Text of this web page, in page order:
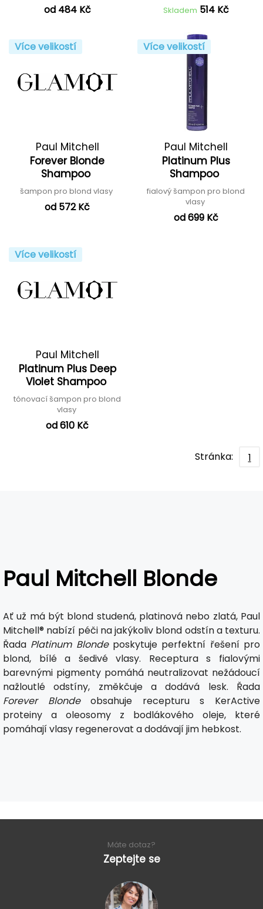
od 484 Kč
Skladem 514 Kč
Více velikostí
Paul Mitchell
Forever Blonde
Shampoo
šampon pro blond vlasy
od 572 Kč
Více velikostí
Paul Mitchell
Platinum Plus
Shampoo
fialový šampon pro blond
vlasy
od 699 Kč
Více velikostí
Paul Mitchell
Platinum Plus Deep
Violet Shampoo
tónovací šampon pro blond
vlasy
od 610 Kč
Stránka: 1
Paul Mitchell Blonde
Ať už má být blond studená, platinová nebo zlatá, Paul
Mitchell® nabízí péči na jakýkoliv blond odstín a texturu.
Řada Platinum Blondeposkytuje perfektní řešení pro
blond, bílé a šedivé vlasy. Receptura s fialovými
barevnými pigmenty pomáhá neutralizovat nežádoucí
nažloutlé odstíny, změkčuje a dodává lesk. Řada
Forever Blondeobsahuje recepturu s KerActive
proteiny a oleosomy z bodlákového oleje, které
pomáhají vlasy regenerovat a dodávají jim hebkost.
Máte dotaz?
Zeptejte se